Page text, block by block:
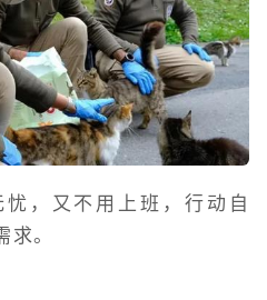
，又不用上班，行动自
。